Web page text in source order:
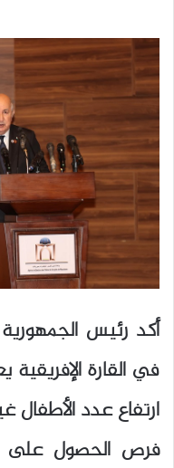
أكد رئيس
في القارة
ارتفاع عدد الأطفال
فرص الحصول على